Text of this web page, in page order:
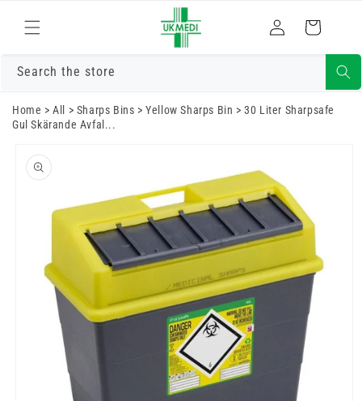
innehåll
Logga
in
Varukorg
Search the store
Home >All > Sharps Bins >Yellow Sharps Bin >30 Liter Sharpsafe
Gul Skärande Avfal...